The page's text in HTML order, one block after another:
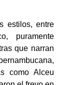
estilos, entre
puramente
que narran
como Alceu